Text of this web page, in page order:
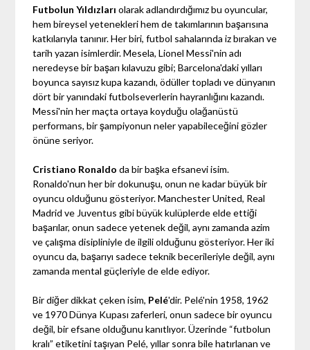
Futbolun Yıldızları olarak adlandırdığımız bu oyuncular,
hem bireysel yetenekleri hem de takımlarının başarısına
katkılarıyla tanınır. Her biri, futbol sahalarında iz bırakan ve
tarih yazan isimlerdir. Mesela, Lionel Messi'nin adı
neredeyse bir başarı kılavuzu gibi; Barcelona'daki yılları
boyunca sayısız kupa kazandı, ödüller topladı ve dünyanın
dört bir yanındaki futbolseverlerin hayranlığını kazandı.
Messi'nin her maçta ortaya koyduğu olağanüstü
performans, bir şampiyonun neler yapabileceğini gözler
önüne seriyor.
Cristiano Ronaldo da bir başka efsanevi isim.
Ronaldo'nun her bir dokunuşu, onun ne kadar büyük bir
oyuncu olduğunu gösteriyor. Manchester United, Real
Madrid ve Juventus gibi büyük kulüplerde elde ettiği
başarılar, onun sadece yetenek değil, aynı zamanda azim
ve çalışma disipliniyle de ilgili olduğunu gösteriyor. Her iki
oyuncu da, başarıyı sadece teknik becerileriyle değil, aynı
zamanda mental güçleriyle de elde ediyor.
Bir diğer dikkat çeken isim, Pelé'dir. Pelé'nin 1958, 1962
ve 1970 Dünya Kupası zaferleri, onun sadece bir oyuncu
değil, bir efsane olduğunu kanıtlıyor. Üzerinde “futbolun
kralı” etiketini taşıyan Pelé, yıllar sonra bile hatırlanan ve